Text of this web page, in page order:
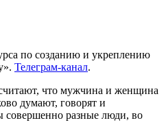
по созданию и укреплению
Телеграм-канал.
что мужчина и женщина
думают, говорят и
совершенно разные люди, во